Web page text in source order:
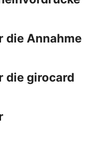
die Annahme
die girocard